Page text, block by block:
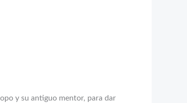
y su antiguo mentor, para dar